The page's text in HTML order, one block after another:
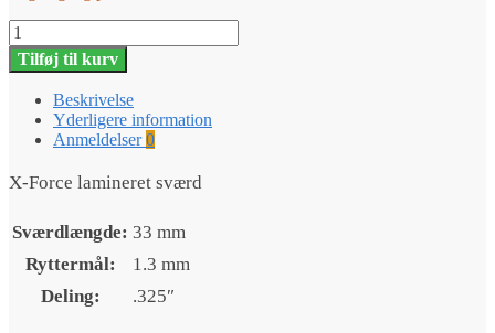
Sværd
X-
Force
.325"
1.3mm
antal
Tilføj til kurv
Beskrivelse
Yderligere information
Anmeldelser0
X-Force lamineret sværd
Sværdlængde: 33 mm
Ryttermål:
1.3 mm
Deling:
.325″